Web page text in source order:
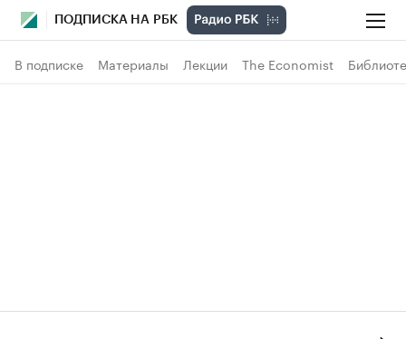
ПОДПИСКА НА РБК
В подписке Материалы Лекции The Economist